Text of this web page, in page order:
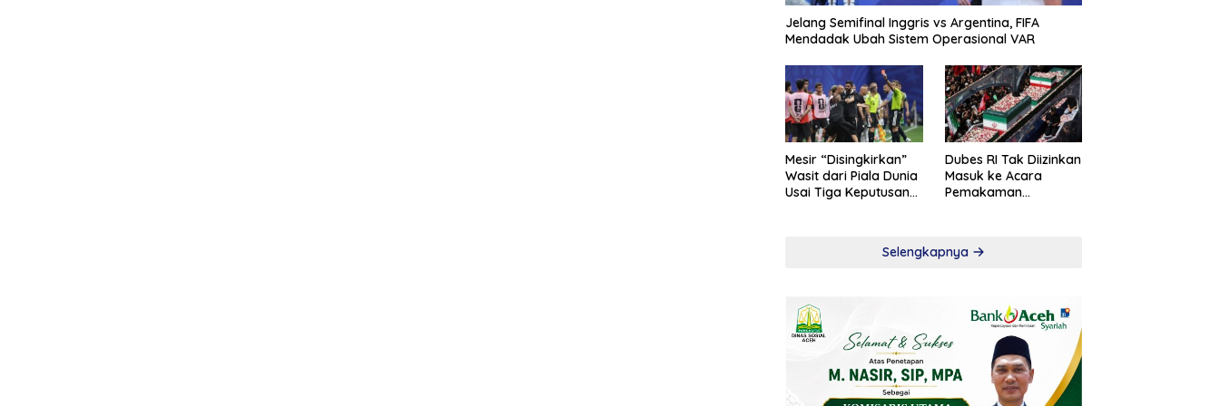
Jelang Semifinal Inggris vs Argentina, FIFA
Mendadak Ubah Sistem Operasional VAR
Mesir “Disingkirkan”
Wasit dari Piala Dunia
Usai Tiga Keputusan
Dubes RI Tak Diizinkan
Masuk ke Acara
Pemakaman
Selengkapnya